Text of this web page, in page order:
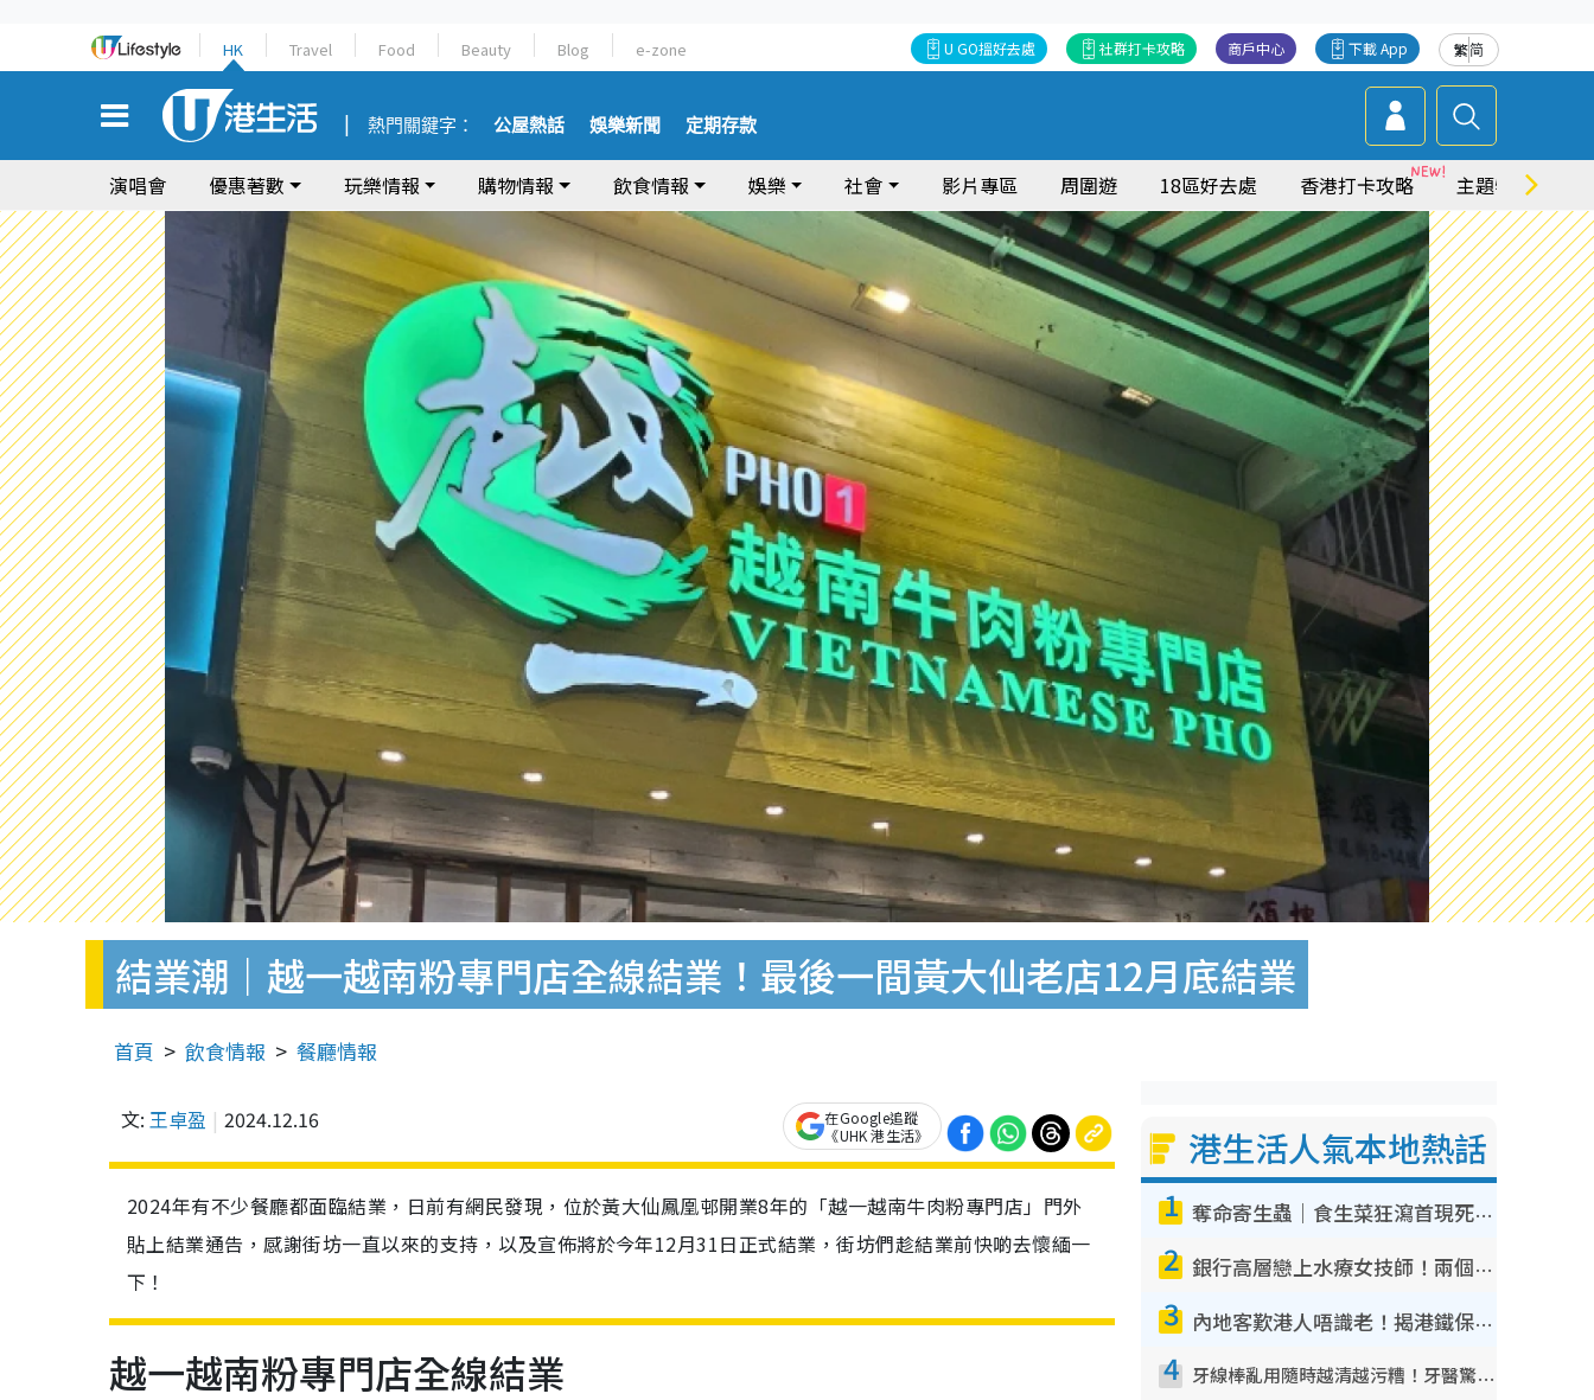
HK Travel Food Beauty Blog e-zone 繁简
下載 App
商戶中心
社群打卡攻略
U GO搵好去處
熱門關鍵字： 公屋熱話 娛樂新聞 定期存款
演唱會 優惠著數 玩樂情報 購物情報 飲食情報 娛樂 社會 影片專區 周圍遊 18區好去處 香港打卡攻略 主題特集
結業潮｜越一越南粉專門店全線結業！最後一間黃大仙老店12月底結業
首頁 飲食情報 餐廳情報
文: 王卓盈 2024.12.16
在Google追蹤
《UHK 港生活》
2024年有不少餐廳都面臨結業，日前有網民發現，位於黃大仙鳳凰邨開業8年的「越一越南牛肉粉專門店」門外
貼上結業通告，感謝街坊一直以來的支持，以及宣佈將於今年12月31日正式結業，街坊們趁結業前快啲去懷緬一
下！
越一越南粉專門店全線結業
港生活人氣本地熱話
1 奪命寄生蟲｜食生菜狂瀉首現死者！疫潮惡化錄1.8萬宗病例 揭洗菜3大謬誤
2 銀行高層戀上水療女技師！兩個月借128萬驚覺「沉船」沉落火海 揭背後疑似邪教操控賣淫
3 內地客歎港人唔識老！揭港鐵保鮮級冷氣 港人求放過：咪投訴
4 牙線棒亂用隨時越清越污糟！牙醫驚揭盲目過戶細菌恐致蛀牙：呢種先係日常真保養